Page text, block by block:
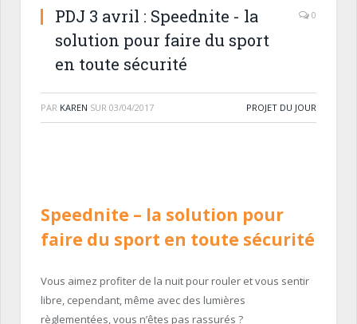
PDJ 3 avril : Speednite - la
solution pour faire du sport
en toute sécurité
0
PAR KAREN SUR 03/04/2017 PROJET DU JOUR
Speednite – la solution pour
faire du sport en toute sécurité
Vous aimez profiter de la nuit pour rouler et vous sentir
libre, cependant, même avec des lumières
règlementées, vous n’êtes pas rassurés ?